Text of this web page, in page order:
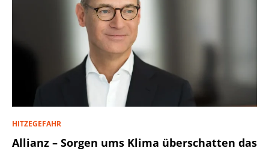
HITZEGEFAHR
Allianz – Sorgen ums Klima überschatten das